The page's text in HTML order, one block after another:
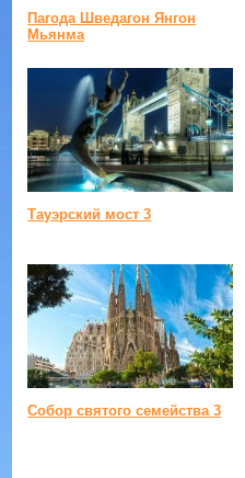
Пагода Шведагон Янгон
Мьянма
Тауэрский мост 3
Собор святого семейства 3